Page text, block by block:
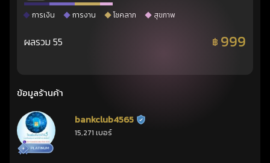
การเงิน การงาน โชคลาภ สุขภาพ
ผลรวม 55 ฿ 999
ข้อมูลร้านค้า
bankclub4565 ร้านยืนยันแล้ว
15,271 เบอร์